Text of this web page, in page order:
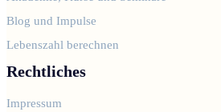
Blog und Impulse
Lebenszahl berechnen
Rechtliches
Impressum